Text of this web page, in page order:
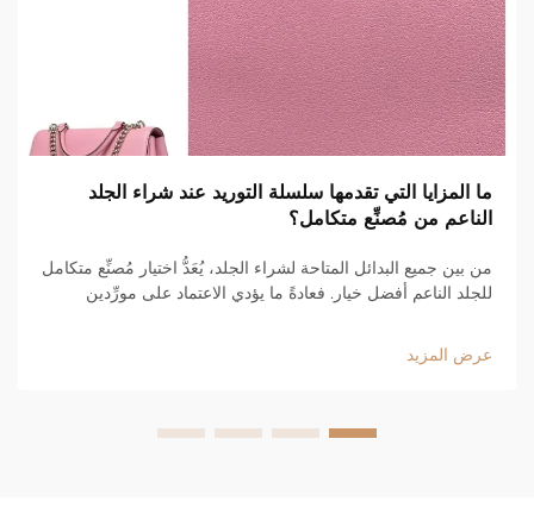
ما المزايا التي تقدمها سلسلة التوريد عند شراء الجلد
الناعم من مُصنِّع متكامل؟
من بين جميع البدائل المتاحة لشراء الجلد، يُعَدُّ اختيار مُصنِّع متكامل
للجلد الناعم أفضل خيار. فعادةً ما يؤدي الاعتماد على مورِّدين
سلسلة التوريد. ...
عرض المزيد